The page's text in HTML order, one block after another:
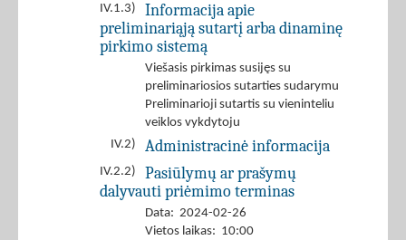
IV.1.3)
Informacija apie
preliminariąją sutartį arba dinaminę
pirkimo sistemą
Viešasis pirkimas susijęs su
preliminariosios sutarties sudarymu
Preliminarioji sutartis su vieninteliu
veiklos vykdytoju
IV.2)
Administracinė informacija
IV.2.2)
Pasiūlymų ar prašymų
dalyvauti priėmimo terminas
Data: 2024-02-26
Vietos laikas: 10:00